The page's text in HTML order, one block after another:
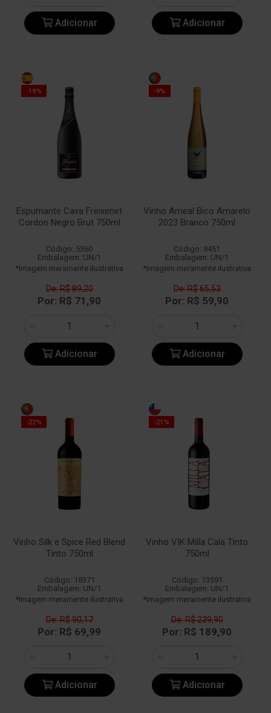
Adicionar Adicionar
-19%
Espumante Cava Freixenet
Cordon Negro Brut 750ml
Código: 5360
Embalagem: UN/1
*Imagem meramente ilustrativa
De: R$ 89,20
Por: R$ 71,90
Adicionar
-9%
Vinho Ameal Bico Amarelo
2023 Branco 750ml
Código: 9451
Embalagem: UN/1
*Imagem meramente ilustrativa
De: R$ 65,53
Por: R$ 59,90
Adicionar
-22%
Vinho Silk e Spice Red Blend
Tinto 750ml
Código: 18371
Embalagem: UN/1
*Imagem meramente ilustrativa
De: R$ 90,17
Por: R$ 69,99
Adicionar
-21%
Vinho VIK Milla Cala Tinto
750ml
Código: 13591
Embalagem: UN/1
*Imagem meramente ilustrativa
De: R$ 239,90
Por: R$ 189,90
Adicionar